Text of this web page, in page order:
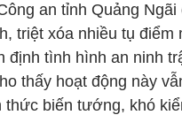
an tỉnh Quảng Ngãi
triệt xóa nhiều tụ điểm
định tình hình an ninh
thấy hoạt động này
biến tướng, khó